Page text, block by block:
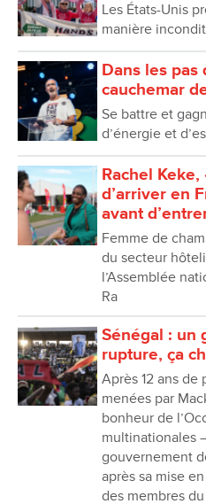
Les États-Unis
manière
Dans les pas
cauchemar
Se battre et
d’énergie et
Rachel
d’arriver en
avant
Femme de
du secteur
lʼAssemblée
Ra
Sénégal : un
rupture, ça
Après 12 ans
menées par
bonheur de
multinationales
gouvernement
après sa mise
des membres